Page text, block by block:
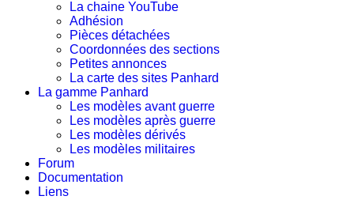
La chaine YouTube
Adhésion
Pièces détachées
Coordonnées des sections
Petites annonces
La carte des sites Panhard
La gamme Panhard
Les modèles avant guerre
Les modèles après guerre
Les modèles dérivés
Les modèles militaires
Forum
Documentation
Liens